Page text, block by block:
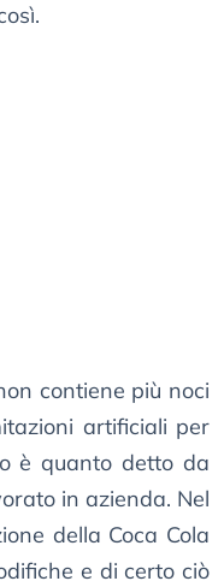
contiene più noci
artificiali per
è quanto detto da
in azienda. Nel
della Coca Cola
e di certo ciò